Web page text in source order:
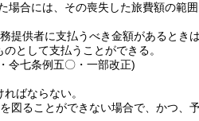
場合には、その喪失した旅費額の範
提供者に支払うべき金額があるとき
として支払うことができる。
令七条例五〇・一部改正)
ばならない。
図ることができない場合で、かつ、